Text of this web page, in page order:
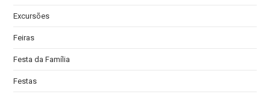
Excursões
Feiras
Festa da Família
Festas